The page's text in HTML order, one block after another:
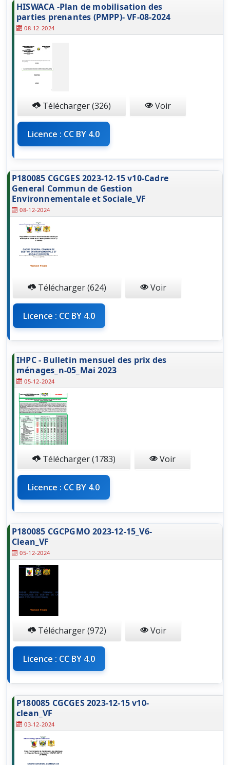
HISWACA -Plan de mobilisation des
parties prenantes (PMPP)- VF-08-2024
08-12-2024
Télécharger (326) Voir
Licence : CC BY 4.0
P180085 CGCGES 2023-12-15 v10-Cadre
General Commun de Gestion
Environnementale et Sociale_VF
08-12-2024
Télécharger (624) Voir
Licence : CC BY 4.0
IHPC - Bulletin mensuel des prix des
ménages_n-05_Mai 2023
05-12-2024
Télécharger (1783) Voir
Licence : CC BY 4.0
P180085 CGCPGMO 2023-12-15_V6-
Clean_VF
05-12-2024
Télécharger (972) Voir
Licence : CC BY 4.0
P180085 CGCGES 2023-12-15 v10-
clean_VF
03-12-2024